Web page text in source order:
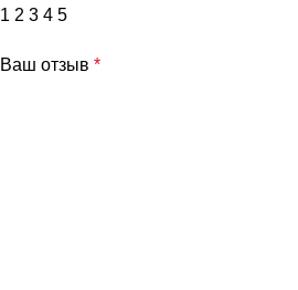
1 2 3 4 5
Ваш отзыв*